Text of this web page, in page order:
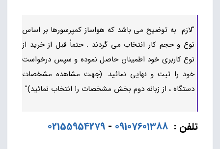
"لازم به توضیح می باشد که هواساز کمپرسورها بر اساس
نوع و حجم کار انتخاب می گردند . حتماً قبل از خرید از
نوع کاربری خود اطمینان حاصل نموده و سپس درخواست
خود را ثبت و نهایی نمائید. (جهت مشاهده مشخصات
دستگاه ، از زبانه دوم بخش مشخصات را انتخاب نمائید)"
تلفن : 09107601388
-
02155954279